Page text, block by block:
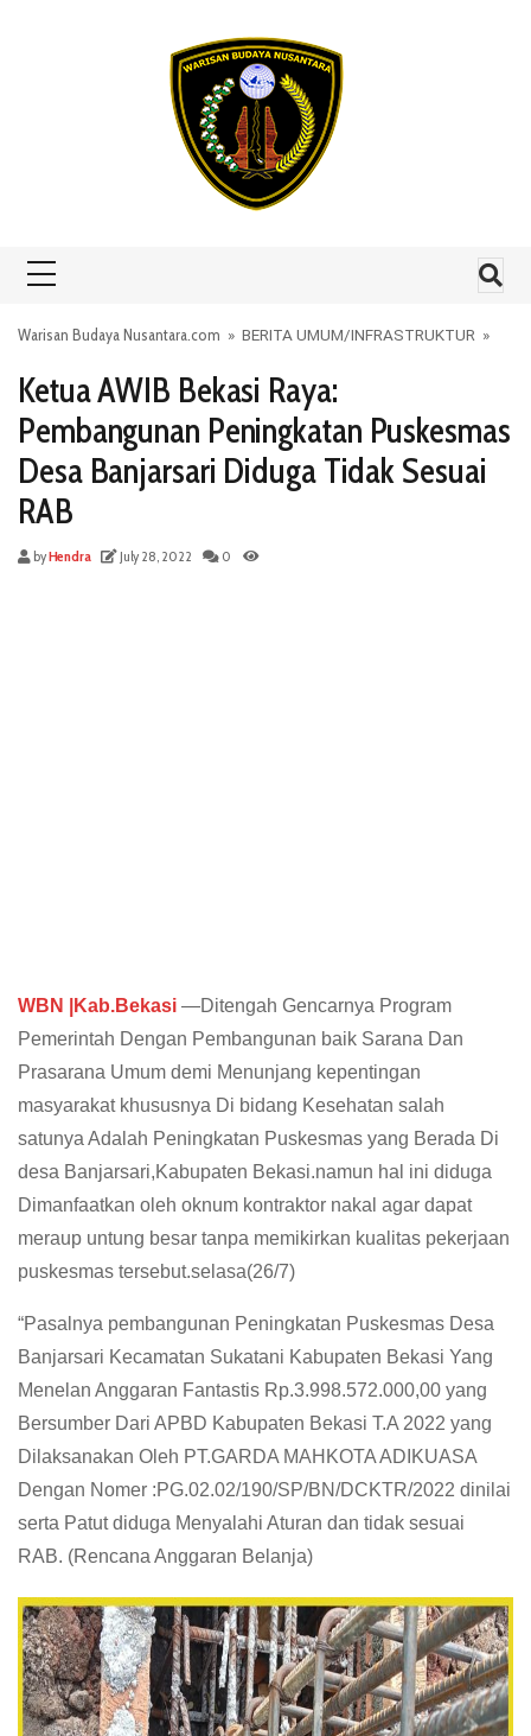
Warisan Budaya Nusantara.com » BERITA UMUM/INFRASTRUKTUR »
Ketua AWIB Bekasi Raya:
Pembangunan Peningkatan Puskesmas
Desa Banjarsari Diduga Tidak Sesuai
RAB
byHendra July 28, 2022 0
WBN |Kab.Bekasi —Ditengah Gencarnya Program
Pemerintah Dengan Pembangunan baik Sarana Dan
Prasarana Umum demi Menunjang kepentingan
masyarakat khususnya Di bidang Kesehatan salah
satunya Adalah Peningkatan Puskesmas yang Berada Di
desa Banjarsari,Kabupaten Bekasi.namun hal ini diduga
Dimanfaatkan oleh oknum kontraktor nakal agar dapat
meraup untung besar tanpa memikirkan kualitas pekerjaan
puskesmas tersebut.selasa(26/7)
“Pasalnya pembangunan Peningkatan Puskesmas Desa
Banjarsari Kecamatan Sukatani Kabupaten Bekasi Yang
Menelan Anggaran Fantastis Rp.3.998.572.000,00 yang
Bersumber Dari APBD Kabupaten Bekasi T.A 2022 yang
Dilaksanakan Oleh PT.GARDA MAHKOTA ADIKUASA
Dengan Nomer :PG.02.02/190/SP/BN/DCKTR/2022 dinilai
serta Patut diduga Menyalahi Aturan dan tidak sesuai
RAB. (Rencana Anggaran Belanja)